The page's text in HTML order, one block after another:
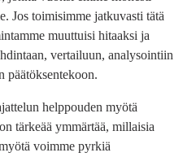
Jos toimisimme jatkuvasti tätä
muuttuisi hitaaksi ja
vertailuun, analysointiin
päätöksentekoon.
helppouden myötä
tärkeää ymmärtää, millaisia
voimme pyrkiä